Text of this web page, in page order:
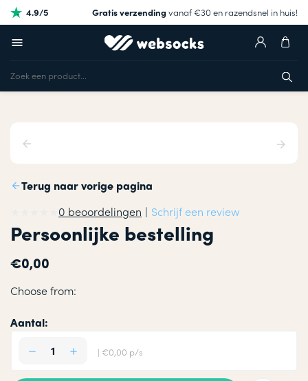
4.9/5 Gratis verzendingvanaf €30 en razendsnel in huis!
Terug naar vorige pagina
0 beoordelingen | Schrijf een review
Persoonlijke bestelling
€0,00
Choose from:
Aantal:
| €0,00 p/s